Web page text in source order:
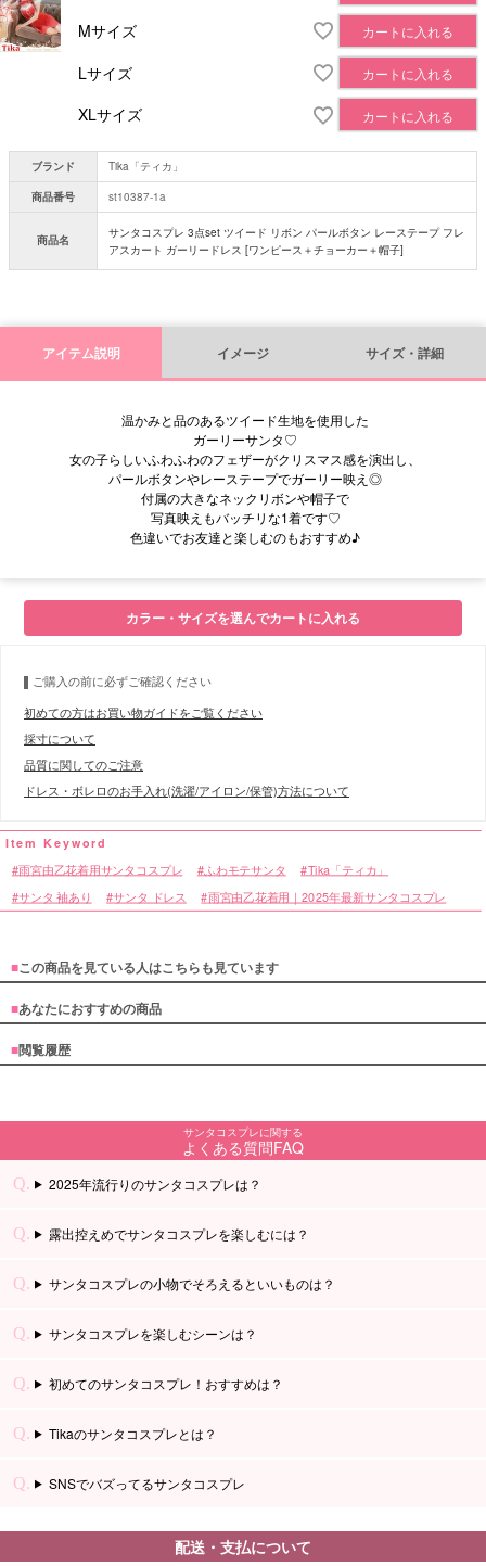
Mサイズ カートに入れる
Lサイズ カートに入れる
XLサイズ カートに入れる
ブランド
Tika「ティカ」
商品番号
st10387-1a
商品名
サンタコスプレ 3点set ツイード リボン パールボタン レーステープ フレ
アスカート ガーリードレス [ワンピース＋チョーカー＋帽子]
アイテム説明 イメージ サイズ・詳細
温かみと品のあるツイード生地を使用した
ガーリーサンタ♡
女の子らしいふわふわのフェザーがクリスマス感を演出し、
パールボタンやレーステープでガーリー映え◎
付属の大きなネックリボンや帽子で
写真映えもバッチリな1着です♡
色違いでお友達と楽しむのもおすすめ♪
■サイズ表
カラー・サイズを選んでカートに入れる
ご購入の前に必ずご確認ください
初めての方はお買い物ガイドをご覧ください
採寸について
品質に関してのご注意
ドレス・ボレロのお手入れ(洗濯/アイロン/保管)方法について
雨宮由乙花着用サンタコスプレ ふわモテサンタ Tika「ティカ」
サンタ 袖あり サンタ ドレス 雨宮由乙花着用｜2025年最新サンタコスプレ
■この商品を見ている人はこちらも見ています
■あなたにおすすめの商品
■閲覧履歴
サンタコスプレに関する
よくある質問FAQ
2025年流行りのサンタコスプレは？
露出控えめでサンタコスプレを楽しむには？
サンタコスプレの小物でそろえるといいものは？
サンタコスプレを楽しむシーンは？
初めてのサンタコスプレ！おすすめは？
Tikaのサンタコスプレとは？
SNSでバズってるサンタコスプレ
配送・支払について